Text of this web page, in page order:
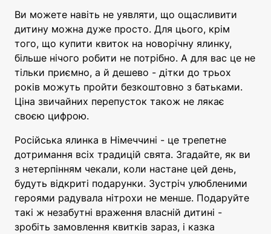
Ви можете навіть не уявляти, що ощасливити
дитину можна дуже просто. Для цього, крім
того, що купити квиток на новорічну ялинку,
більше нічого робити не потрібно. А для вас це не
тільки приємно, а й дешево - дітки до трьох
років можуть пройти безкоштовно з батьками.
Ціна звичайних перепусток також не лякає
своєю цифрою.
Російська ялинка в Німеччині - це трепетне
дотримання всіх традицій свята. Згадайте, як ви
з нетерпінням чекали, коли настане цей день,
будуть відкриті подарунки. Зустріч улюбленими
героями радувала нітрохи не менше. Подаруйте
такі ж незабутні враження власній дитині -
зробіть замовлення квитків зараз, і казка